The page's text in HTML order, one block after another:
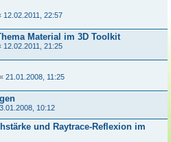
12.02.2011, 22:57
Material im 3D Toolkit
12.02.2011, 21:25
« 21.01.2008, 11:25
10:12
und Raytrace-Reflexion im